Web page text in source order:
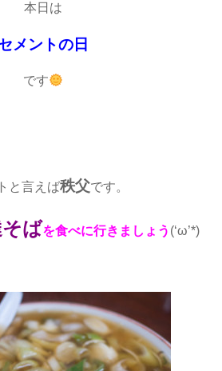
本日は
メントの日
です
と言えば秩父です。
ばを食べに行きましょう (‘ω’*)